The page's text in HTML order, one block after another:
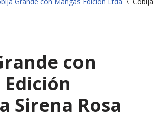
con
Sirena Rosa